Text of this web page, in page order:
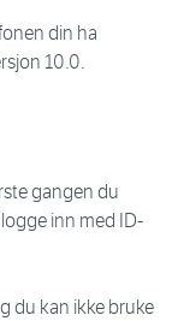
din ha
10.0.
gangen du
inn med ID-
du kan ikke bruke